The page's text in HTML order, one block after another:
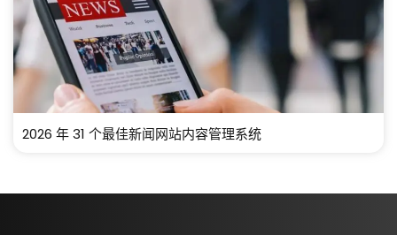
2026 年 31 个最佳新闻网站内容管理系统